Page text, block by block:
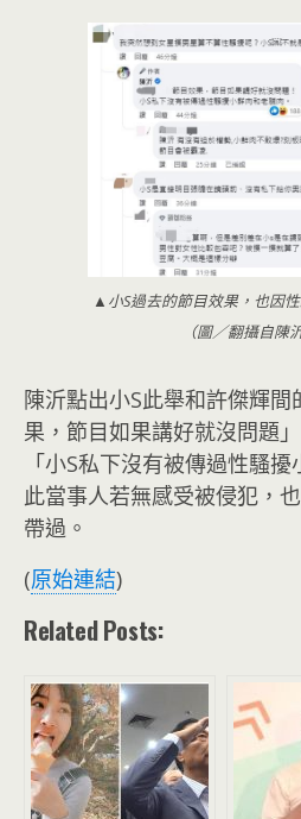
▲小S過去的節目效果，也因
（圖／翻攝自陳
陳沂點出小S此舉和許傑輝
果，節目如果講好就沒問題
「小S私下沒有被傳過性騷
此當事人若無感受被侵犯，
帶過。
(原始連結)
Related Posts: